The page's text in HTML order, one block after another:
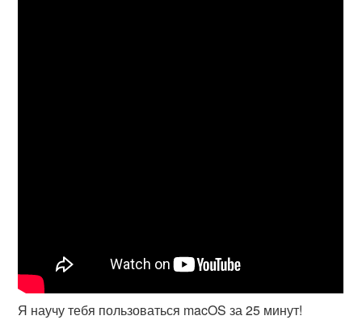
Я научу тебя пользоваться macOS за 25 минут!